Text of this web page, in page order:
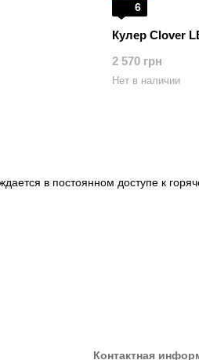
в постоянном доступе к
6
Кулер Clover
2 570 грн
Нет в наличии
Контактная